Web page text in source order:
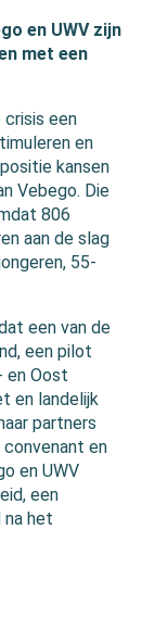
en UWV zijn
met een
crisis een
en
kansen
Vebego. Die
806
aan de slag
55-
een van de
een pilot
en Oost
en landelijk
partners
convenant en
en UWV
een
het